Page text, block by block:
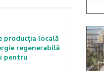
producția locală
regenerabilă
pentru